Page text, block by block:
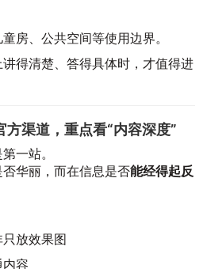
房、公共空间等使用边界。
得清楚、答得具体时，才值得进
方渠道，重点看“内容深度”
一站。
华丽，而在信息是否能经得起反
放效果图
容